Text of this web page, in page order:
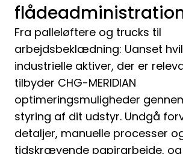
Fra palleløftere og trucks til
arbejdsbeklædning: Uanset
industrielle aktiver, der er
tilbyder CHG-MERIDIAN
optimeringsmuligheder
styring af dit udstyr. Undgå
detaljer, manuelle processer
tidskrævende papirarbejde,